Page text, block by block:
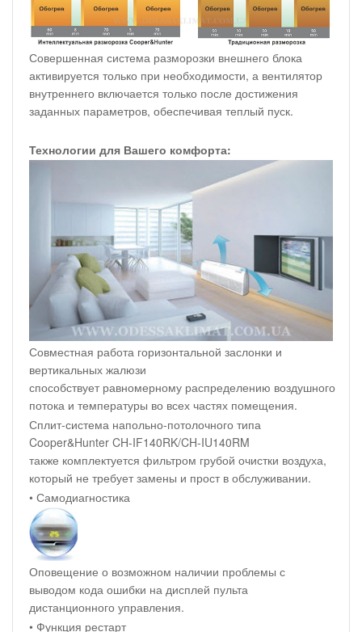
Совершенная система разморозки внешнего блока
активируется только при необходимости, а вентилятор
внутреннего включается только после достижения
заданных параметров, обеспечивая теплый пуск.
Технологии для Вашего комфорта:
Совместная работа горизонтальной заслонки и
вертикальных жалюзи
способствует равномерному распределению воздушного
потока и температуры во всех частях помещения.
Сплит-система напольно-потолочного типа
Cooper&Hunter CH-IF140RK/CH-IU140RM
также комплектуется фильтром грубой очистки воздуха,
который не требует замены и прост в обслуживании.
• Самодиагностика
Оповещение о возможном наличии проблемы с
выводом кода ошибки на дисплей пульта
дистанционного управления.
• Функция рестарт